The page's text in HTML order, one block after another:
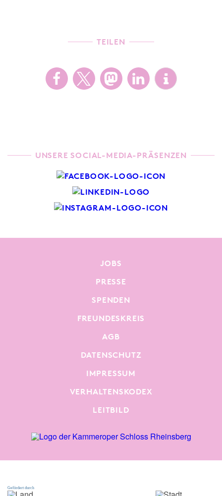
TEILEN
UNSERE SOCIAL-MEDIA-PRÄSENZEN
JOBS
PRESSE
SPENDEN
FREUNDESKREIS
AGB
DATENSCHUTZ
IMPRESSUM
VERHALTENSKODEX
LEITBILD
Gefördert durch